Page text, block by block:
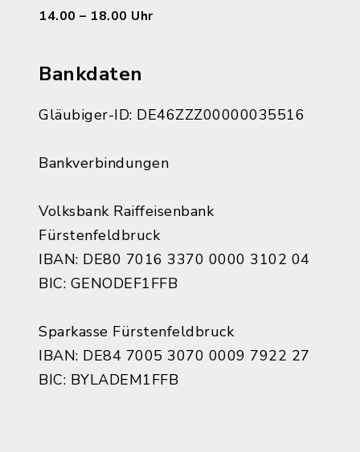
14.00 – 18.00 Uhr
Bankdaten
Gläubiger-ID: DE46ZZZ00000035516
Bankverbindungen
Volksbank Raiffeisenbank
Fürstenfeldbruck
IBAN: DE80 7016 3370 0000 3102 04
BIC: GENODEF1FFB
Sparkasse Fürstenfeldbruck
IBAN: DE84 7005 3070 0009 7922 27
BIC: BYLADEM1FFB